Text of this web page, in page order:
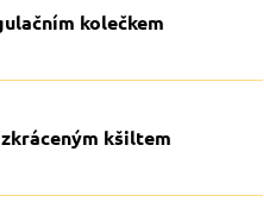
kolečkem
kšiltem